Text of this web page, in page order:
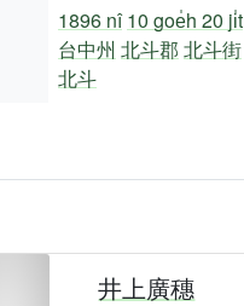
1896 nî 10 goe̍h 20 ji̍t
台中州 北斗郡 北斗街
北斗
井上廣穗